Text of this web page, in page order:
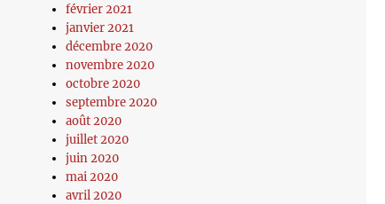
février 2021
janvier 2021
décembre 2020
novembre 2020
octobre 2020
septembre 2020
août 2020
juillet 2020
juin 2020
mai 2020
avril 2020